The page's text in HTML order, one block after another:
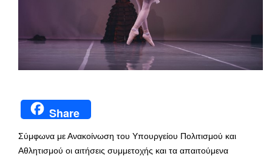
Share
Σύμφωνα με Ανακοίνωση του Υπουργείου Πολιτισμού και
Αθλητισμού οι αιτήσεις συμμετοχής και τα απαιτούμενα